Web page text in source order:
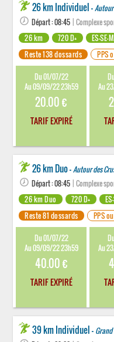
26 km Individuel -
Départ : 08:45 | Complexe
26 km
720 D+
ES-SE-
Reste 138 dossards
PPS
Du 01/07/22
Au 09/09/22 23h59
20.00 €
TARIF EXPIRÉ
Au
26 km Duo -Autour des
Départ : 08:45 | Complexe
26 km Duo
720 D+
Reste 81 dossards
PPS
Du 01/07/22
Au 09/09/22 23h59
40.00 €
TARIF EXPIRÉ
Au
39 km Individuel -